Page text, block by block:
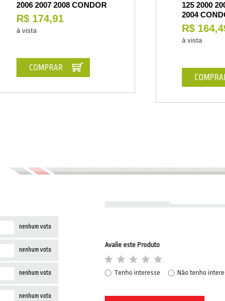
2006 2007 2008 CONDOR
R$ 174,91
à vista
COMPRAR
125 2000
2004
R$
à vista
nenhum voto
nenhum voto
nenhum voto
nenhum voto
Avalie este Produto
Tenho interesse Não tenho